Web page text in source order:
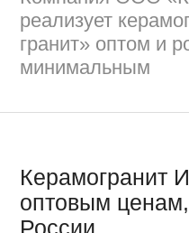
реализует
гранит» оптом и
минимальным
Керамогранит
оптовым